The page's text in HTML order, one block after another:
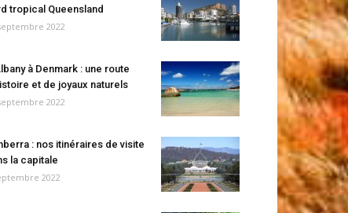
tropical Queensland
2022
à Denmark : une route
et de joyaux naturels
2022
: nos itinéraires de visite
la capitale
2022